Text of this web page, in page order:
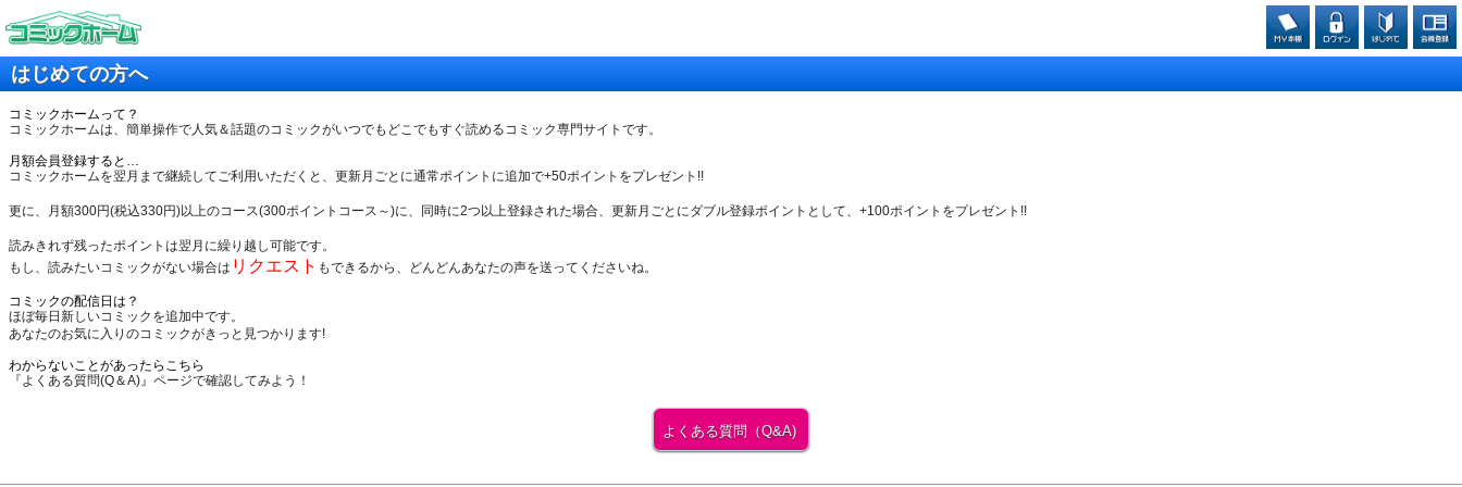
はじめての方へ
コミックホームって？
コミックホームは、簡単操作で人気＆話題のコミックがいつでもどこでもすぐ読めるコミック専門サイトです。
月額会員登録すると…
コミックホームを翌月まで継続してご利用いただくと、更新月ごとに通常ポイントに追加で+50ポイントをプレゼント!!
更に、月額300円(税込330円)以上のコース(300ポイントコース～)に、同時に2つ以上登録された場合、更新月ごとにダブル登録ポイントとして、+100ポイントをプレゼント!!
読みきれず残ったポイントは翌月に繰り越し可能です。
もし、読みたいコミックがない場合は リクエスト もできるから、どんどんあなたの声を送ってくださいね。
コミックの配信日は？
ほぼ毎日新しいコミックを追加中です。
あなたのお気に入りのコミックがきっと見つかります!
わからないことがあったらこちら
『よくある質問(Q＆A)』ページで確認してみよう！
よくある質問（Q&A)